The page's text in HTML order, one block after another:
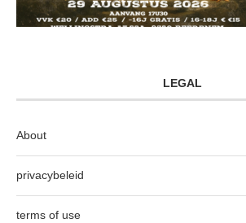
LEGAL
About
privacybeleid
terms of use